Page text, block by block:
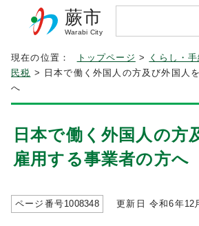
蕨市
Warabi City
現在の位置： トップページ > くらし・手
民税 > 日本で働く外国人の方及び外国人
へ
日本で働く外国人の方
雇用する事業者の方へ
ページ番号1008348 更新日 令和6年12